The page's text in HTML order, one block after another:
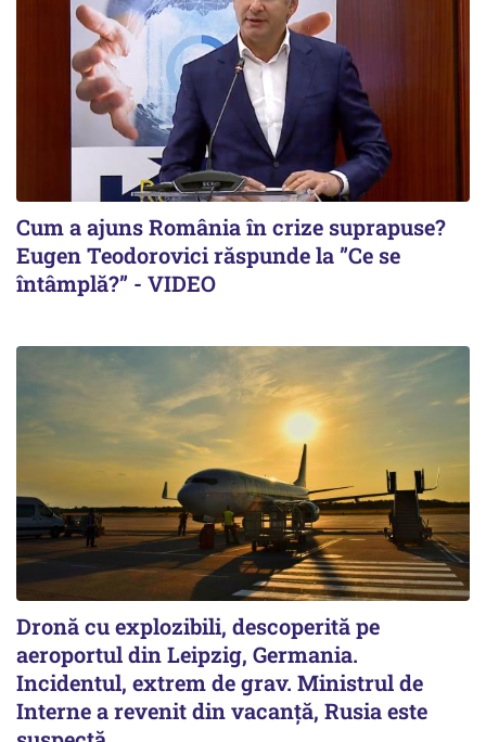
Cum a ajuns România în crize suprapuse?
Eugen Teodorovici răspunde la ”Ce se
întâmplă?” - VIDEO
Dronă cu explozibili, descoperită pe
aeroportul din Leipzig, Germania.
Incidentul, extrem de grav. Ministrul de
Interne a revenit din vacanță, Rusia este